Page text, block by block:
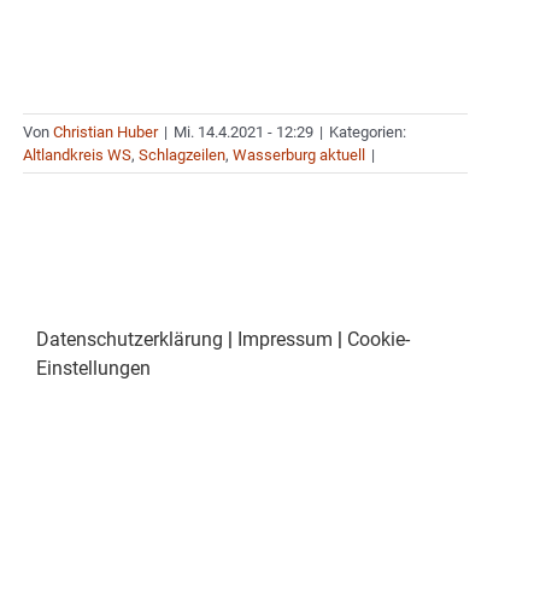
Von Christian Huber | Mi. 14.4.2021 - 12:29 | Kategorien:
Altlandkreis WS, Schlagzeilen, Wasserburg aktuell |
Datenschutzerklärung Impressum
Cookie-
Einstellungen